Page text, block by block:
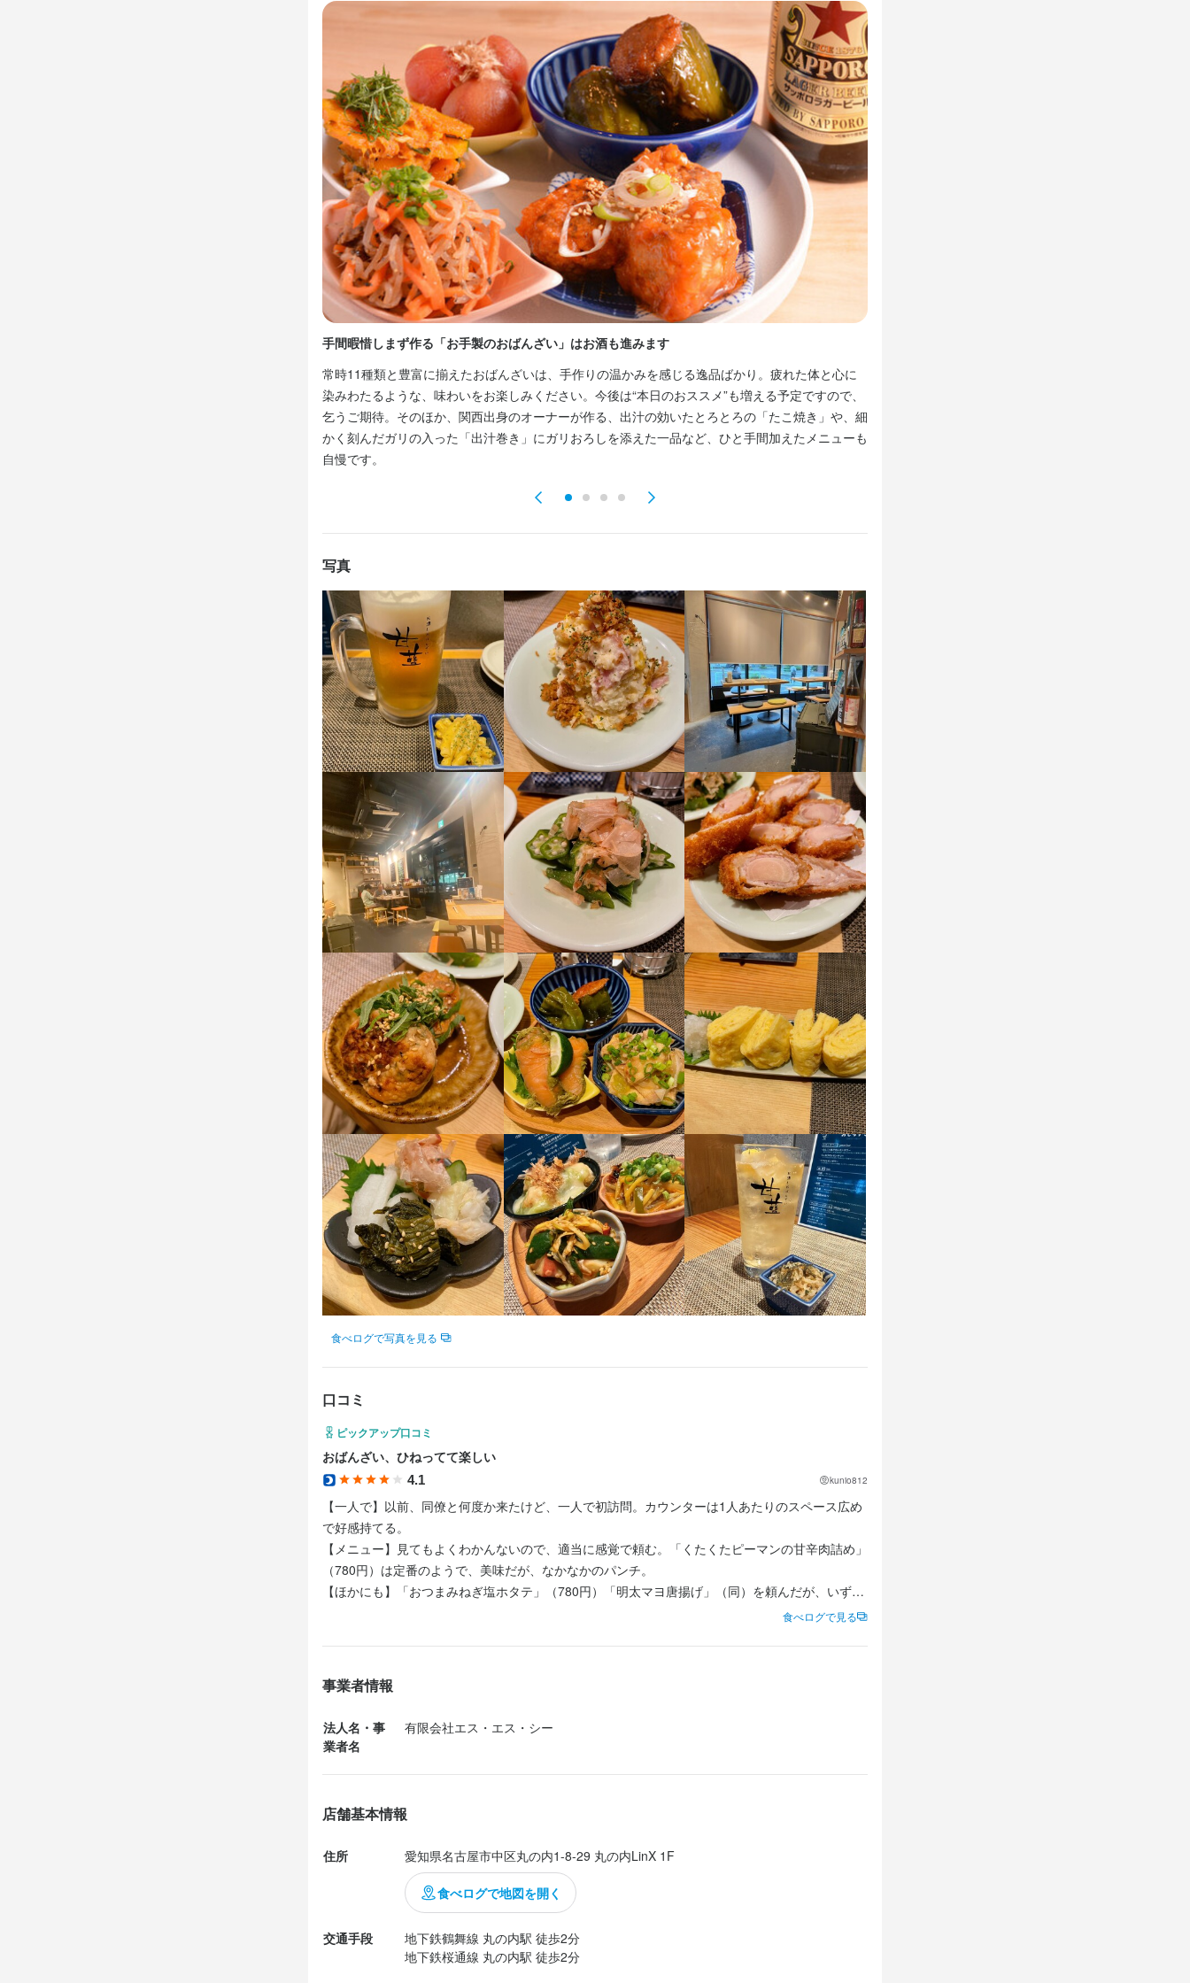
手間暇惜しまず作る「お手製のおばんざい」はお酒も進みます
常時11種類と豊富に揃えたおばんざいは、手作りの温かみを感じる逸品ばかり。疲れた体と心に
染みわたるような、味わいをお楽しみください。今後は“本日のおススメ”も増える予定ですので、
乞うご期待。そのほか、関西出身のオーナーが作る、出汁の効いたとろとろの「たこ焼き」や、細
かく刻んだガリの入った「出汁巻き」にガリおろしを添えた一品など、ひと手間加えたメニューも
自慢です。
写真
食べログで写真を見る
口コミ
ピックアップ口コミ
おばんざい、ひねってて楽しい
4.1 kunio812
【一人で】以前、同僚と何度か来たけど、一人で初訪問。カウンターは1人あたりのスペース広め
で好感持てる。
【メニュー】見てもよくわかんないので、適当に感覚で頼む。「くたくたピーマンの甘辛肉詰め」
（780円）は定番のようで、美味だが、なかなかのパンチ。
【ほかにも】「おつまみねぎ塩ホタテ」（780円）「明太マヨ唐揚げ」（同）を頼んだが、いずれ
ッチするかは微妙。
【なので】追加で真鯛の梅しそ海苔包み（980円）ししゃも（5本のところを2本にしてもらって
380円）を追加。うん、旨い。料理は全体的に工夫しててとても楽しい。
【あとは】客が通って、自分に合...
食べログで見る
事業者情報
法人名・事
業者名
有限会社エス・エス・シー
店舗基本情報
住所 愛知県名古屋市中区丸の内1-8-29 丸の内LinX 1F
食べログで地図を開く
交通手段
地下鉄鶴舞線 丸の内駅 徒歩2分
求人を選択する
バイト ホールスタッフ 時給：1,150円〜
求人を選択する
バイト ホールスタッフ 時給：1,400円〜
求人を選択する
正社員 店長候補 月給：36万円〜75万円
求人を選択する
バイト 調理師・調理スタッフ 時給：1,200円〜
料理やドリンクの配膳を中心に担当していただきます。居酒屋や日本料理、たこ焼きなど多彩な
メニューを扱っていますが、まずは笑顔での接客と基本的なオーダー取りからスタートできます
のでご安心ください。
1回のシフトで担当していただくテーブル数は3～4卓が目安となります。無理のない範囲でお任せ
しており、最初は先輩スタッフがフォローしながら進めていくため、初めての方もご自身のペー
スで業務に慣れていただけます。
未経験の方でも安心して働けるよう、先輩スタッフによるOJT研修を行っています。分からない
ことや困ったことがあれば、すぐに質問できる環境ですので、飲食業が初めての方も安心してご
応募ください。
この仕事のおすすめポイント
【未経験からのチャレンジ歓迎】
学歴や経験は一切不問です。未経験・新卒・第二新卒・大学生・フリーターなど、どなたでも安
心して始められる環境を用意しています。個人経営のあたたかい雰囲気の中で、接客スキルやコ
ミュニケーション能力をしっかり身につけられます。
【成果はしっかり評価】
昇給制度があり、日々の頑張りや成長をしっかり評価します。交通費支給やまかない・食事補
【自由なシフト＆しっかり休める】
日曜定休に加え、完全週休2日制や長期休暇（夏季・年末年始・GW）もあります。シフトは週1日
からOKで、毎回希望の時間や曜日を選べる自由シフト制。ダブルワークや副業も歓迎、終電も考
慮しますので安心です。
身に付くスキル
日本酒の知識 焼酎の知識 ウイスキーの知識 店舗運営
甘藍
勤務地
愛知県名古屋市中区丸の内1-8-29 丸の内LinX 1F
連絡先
052-201-7570
法人名・事業者名
有限会社エス・エス・シー
最終更新日2025/09/17